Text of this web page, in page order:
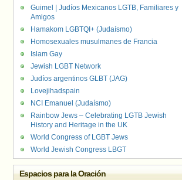
Guimel | Judíos Mexicanos LGTB, Familiares y
Amigos
Hamakom LGBTQI+ (Judaísmo)
Homosexuales musulmanes de Francia
Islam Gay
Jewish LGBT Network
Judíos argentinos GLBT (JAG)
Lovejihadspain
NCI Emanuel (Judaísmo)
Rainbow Jews – Celebrating LGTB Jewish
History and Heritage in the UK
World Congress of LGBT Jews
World Jewish Congress LBGT
Espacios para la Oración